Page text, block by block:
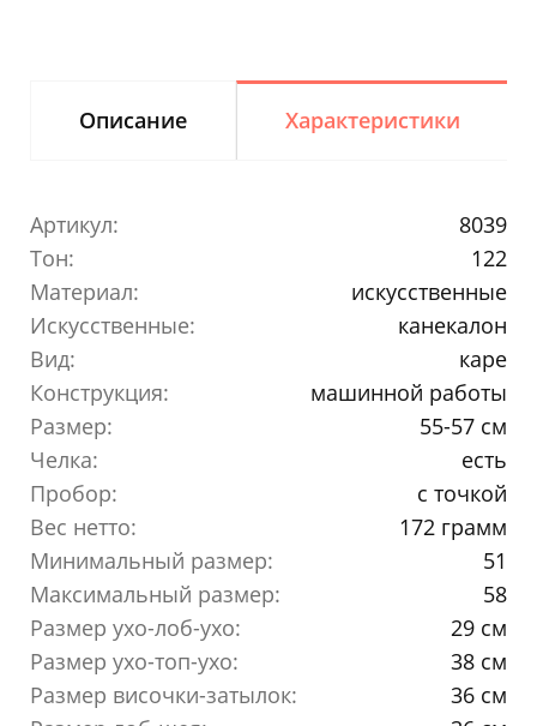
Описание Характеристики
Артикул:
8039
Тон:
122
Материал:
искусственные
Искусственные:
канекалон
Вид:
каре
Конструкция:
машинной работы
Размер:
55-57 см
Челка:
есть
Пробор:
с точкой
Вес нетто:
172 грамм
Минимальный размер:
51
Максимальный размер:
58
Размер ухо-лоб-ухо:
29 см
Размер ухо-топ-ухо:
38 см
Размер височки-затылок:
36 см